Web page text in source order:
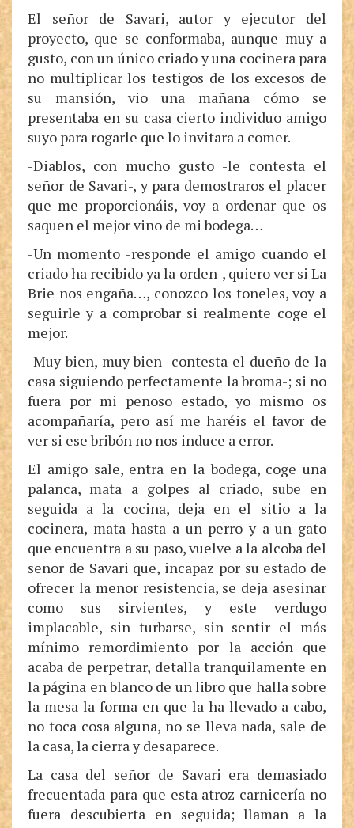
El señor de Savari, autor y ejecutor del
proyecto, que se conformaba, aunque muy a
gusto, con un único criado y una cocinera para
no multiplicar los testigos de los excesos de
su mansión, vio una mañana cómo se
presentaba en su casa cierto individuo amigo
suyo para rogarle que lo invitara a comer.
-Diablos, con mucho gusto -le contesta el
señor de Savari-, y para demostraros el placer
que me proporcionáis, voy a ordenar que os
saquen el mejor vino de mi bodega…
-Un momento -responde el amigo cuando el
criado ha recibido ya la orden-, quiero ver si La
Brie nos engaña…, conozco los toneles, voy a
seguirle y a comprobar si realmente coge el
mejor.
-Muy bien, muy bien -contesta el dueño de la
casa siguiendo perfectamente la broma-; si no
fuera por mi penoso estado, yo mismo os
acompañaría, pero así me haréis el favor de
ver si ese bribón no nos induce a error.
El amigo sale, entra en la bodega, coge una
palanca, mata a golpes al criado, sube en
seguida a la cocina, deja en el sitio a la
cocinera, mata hasta a un perro y a un gato
que encuentra a su paso, vuelve a la alcoba del
señor de Savari que, incapaz por su estado de
ofrecer la menor resistencia, se deja asesinar
como sus sirvientes, y este verdugo
implacable, sin turbarse, sin sentir el más
mínimo remordimiento por la acción que
acaba de perpetrar, detalla tranquilamente en
la página en blanco de un libro que halla sobre
la mesa la forma en que la ha llevado a cabo,
no toca cosa alguna, no se lleva nada, sale de
la casa, la cierra y desaparece.
La casa del señor de Savari era demasiado
frecuentada para que esta atroz carnicería no
fuera descubierta en seguida; llaman a la